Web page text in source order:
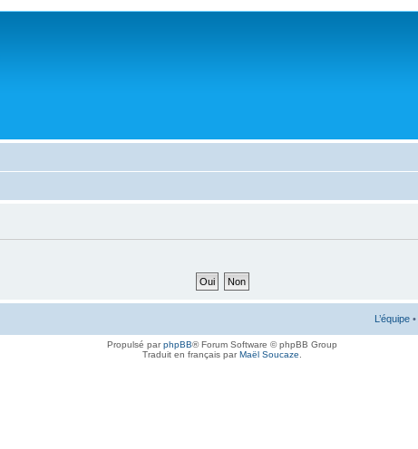
L’équipe •
Propulsé parphpBB® Forum Software © phpBB Group
Traduit en français parMaël Soucaze